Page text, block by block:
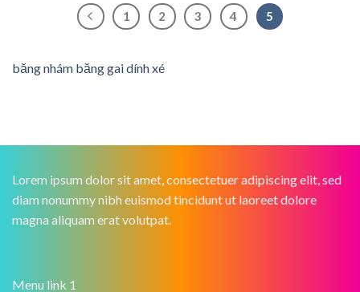
1 2 3 4 5
băng nhám băng gai dính xé
Lorem ipsum dolor sit amet, consectetuer adipiscing elit, sed
diam nonummy nibh euismod tincidunt ut laoreet dolore
magna aliquam erat volutpat.
Menu link 1